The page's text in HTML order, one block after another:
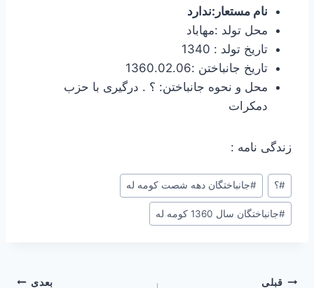
نام مستعار:ندارد
محل تولد :مهاباد
تاریخ تولد : 1340
تاریخ جانباختن :1360.02.06
محل و نحوه جانباختن: ؟ . درگیری با حزب
دمکرات
زندگی نامه :
برچسب‌های
نوشته:
#؟ #جانباختگان دهه شصت کومه له
#جانباختگان سال 1360 کومه له
قبلی بعدی